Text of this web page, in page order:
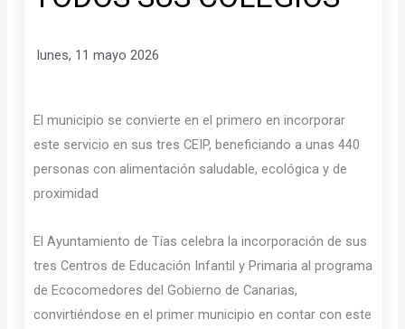
lunes, 11 mayo 2026
El municipio se convierte en el primero en incorporar
este servicio en sus tres CEIP, beneficiando a unas 440
personas con alimentación saludable, ecológica y de
proximidad
El Ayuntamiento de Tías celebra la incorporación de sus
tres Centros de Educación Infantil y Primaria al programa
de Ecocomedores del Gobierno de Canarias,
convirtiéndose en el primer municipio en contar con este